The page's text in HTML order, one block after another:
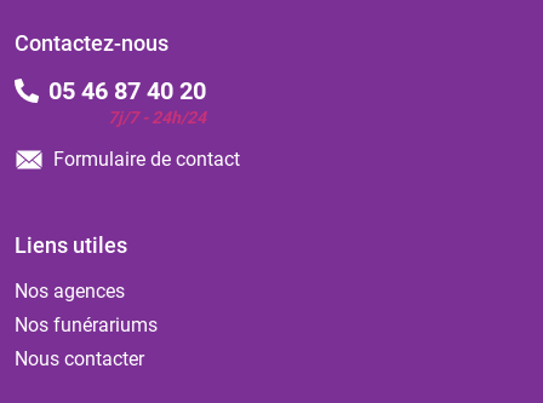
Contactez-nous
05 46 87 40 20
7j/7 - 24h/24
Formulaire de contact
Liens utiles
Nos agences
Nos funérariums
Nous contacter